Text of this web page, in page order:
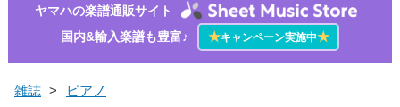
ヤマハの楽譜通販サイト
国内&輸入楽譜も豊富♪
★キャンペーン実施中★
雑誌 > ピアノ